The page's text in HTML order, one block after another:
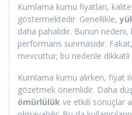
Kumlama kumu fiyatları,
göstermektedir. Genellikle,
daha pahalıdır. Bunun
performans sunmasıdır.
mevcuttur; bu nedenle dikkatli
Kumlama kumu alırken, fiyat
gözetmek önemlidir. Daha
ömürlülük ve etkili sonuçlar